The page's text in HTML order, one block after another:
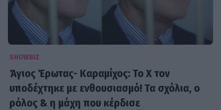
SHOWBIZ
Άγιος Έρωτας- Καραμίχος: Το X τον
υποδέχτηκε με ενθουσιασμό! Τα σχόλια, ο
ρόλος & η μάχη που κέρδισε